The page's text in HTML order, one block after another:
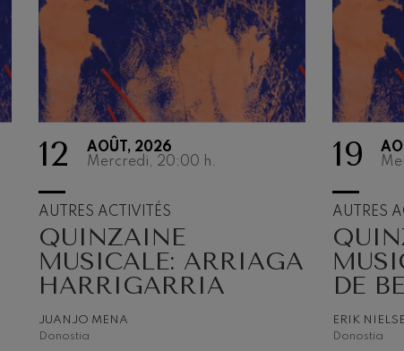
12
AOÛT, 2026
Mercredi, 20:00 h.
AUTRES ACTIVITÉS
QUINZAINE
MUSICALE: ARRIAGA
HARRIGARRIA
JUANJO MENA
Donostia
19
AUTRES
DE
ERIK
Donostia
Wolfgang Amadeus Mozart